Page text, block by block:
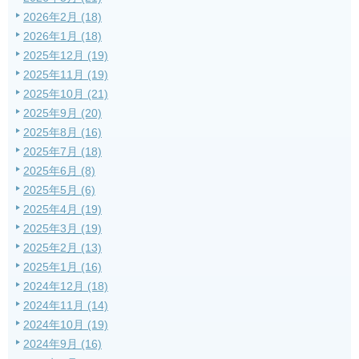
2026年2月 (18)
2026年1月 (18)
2025年12月 (19)
2025年11月 (19)
2025年10月 (21)
2025年9月 (20)
2025年8月 (16)
2025年7月 (18)
2025年6月 (8)
2025年5月 (6)
2025年4月 (19)
2025年3月 (19)
2025年2月 (13)
2025年1月 (16)
2024年12月 (18)
2024年11月 (14)
2024年10月 (19)
2024年9月 (16)